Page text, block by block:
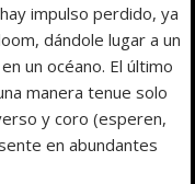
impulso perdido, ya
dándole lugar a un
un océano. El último
manera tenue solo
y coro (esperen,
en abundantes